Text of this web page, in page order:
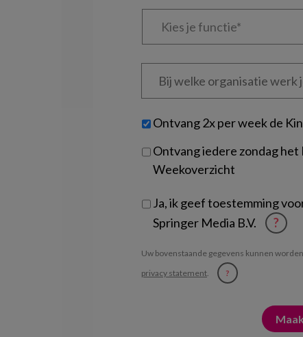
Kies
Bij
welke
je?
Untitled
Ontvang 2x per week de
Ontvang iedere zondag
Weekoverzicht
Ja, ik geef toestemming
Springer Media B.V.
?
Uw bovenstaande gegevens kunnen
privacy statement. ?